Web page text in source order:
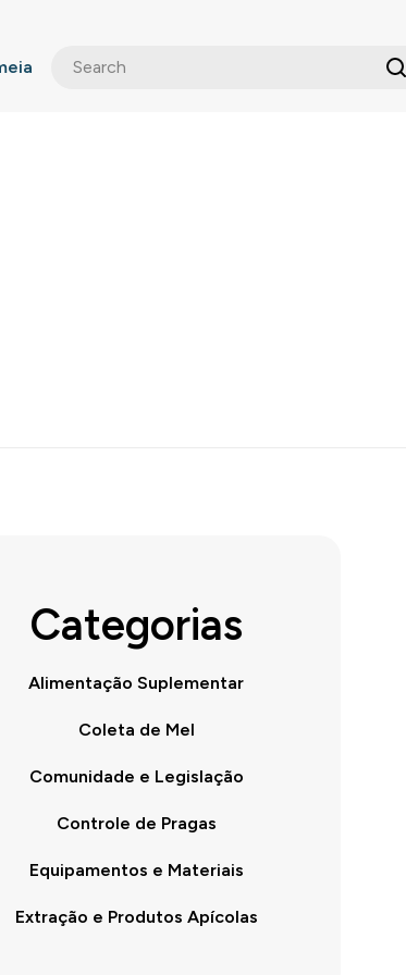
Categorias
Alimentação Suplementar
Coleta de Mel
Comunidade e Legislação
Controle de Pragas
Equipamentos e Materiais
Extração e Produtos Apícolas